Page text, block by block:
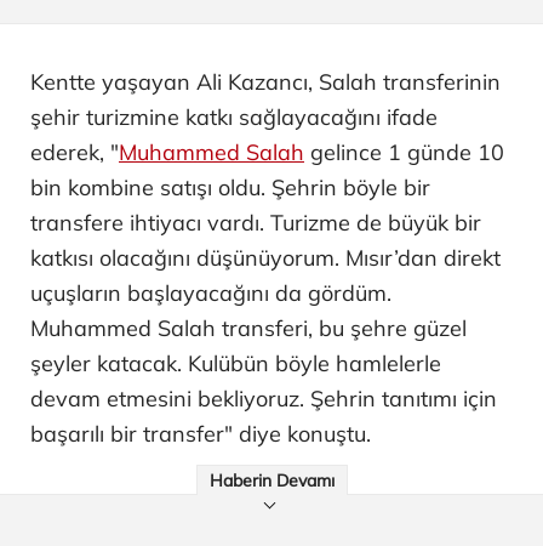
Kentte yaşayan Ali Kazancı, Salah transferinin
şehir turizmine katkı sağlayacağını ifade
ederek, "Muhammed Salah gelince 1 günde 10
bin kombine satışı oldu. Şehrin böyle bir
transfere ihtiyacı vardı. Turizme de büyük bir
katkısı olacağını düşünüyorum. Mısır’dan direkt
uçuşların başlayacağını da gördüm.
Muhammed Salah transferi, bu şehre güzel
şeyler katacak. Kulübün böyle hamlelerle
devam etmesini bekliyoruz. Şehrin tanıtımı için
başarılı bir transfer" diye konuştu.
Haberin Devamı